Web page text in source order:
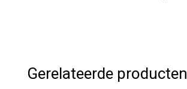
Gerelateerde producten